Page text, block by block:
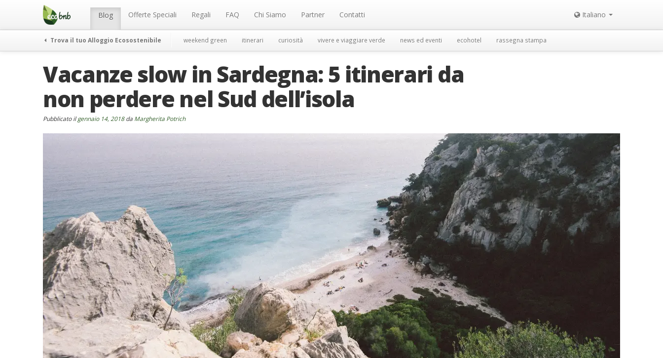
Menu Blog Offerte Speciali Regali FAQ Chi Siamo Partner Contatti Italiano
Trova il tuo Alloggio Ecosostenibile weekend green itinerari curiosità vivere e viaggiare verde news ed eventi ecohotel rassegna stampa
Vacanze slow in Sardegna: 5 itinerari da
non perdere nel Sud dell’isola
Pubblicato ilgennaio 14, 2018da Margherita Potrich